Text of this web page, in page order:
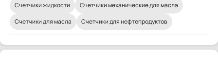
Счетчики жидкости
Счетчики механические для масла
Счетчики для масла
Счетчики для нефтепродуктов